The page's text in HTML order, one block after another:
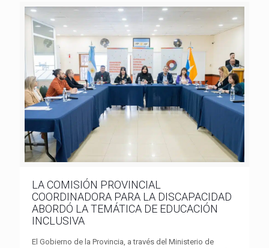
LA COMISIÓN PROVINCIAL
COORDINADORA PARA LA DISCAPACIDAD
ABORDÓ LA TEMÁTICA DE EDUCACIÓN
INCLUSIVA
El Gobierno de la Provincia, a través del Ministerio de